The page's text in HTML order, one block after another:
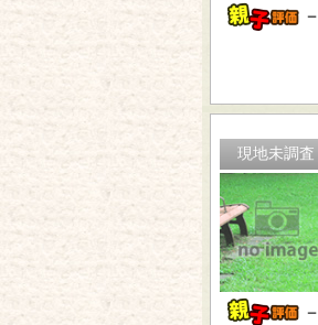
－
現地未調査
－